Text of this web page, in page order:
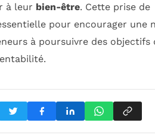
à leur bien-être. Cette prise de
pour encourager une
à poursuivre des objectifs